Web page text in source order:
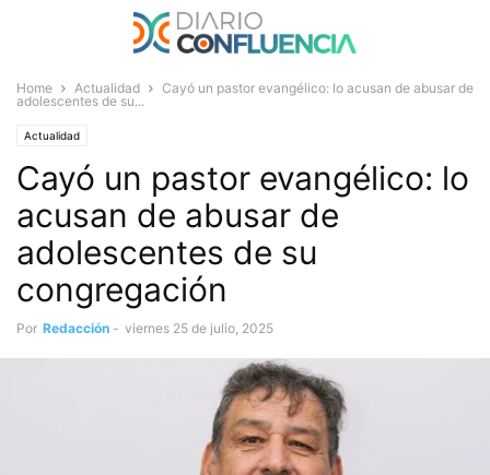
Home Actualidad
Cayó un pastor evangélico: lo acusan de abusar de
adolescentes de su...
Actualidad
Cayó un pastor evangélico: lo
acusan de abusar de
adolescentes de su
congregación
Por Redacción - viernes 25 de julio, 2025